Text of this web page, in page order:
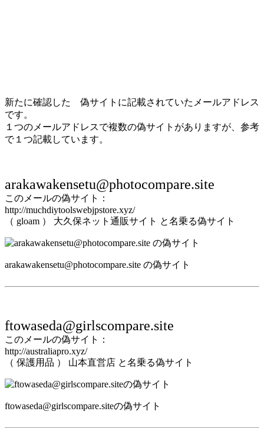
新たに確認した 偽サイトに記載されていたメールアドレス
です。
１つのメールアドレスで複数の偽サイトがありますが、参考
で１つ記載しています。
arakawakensetu@photocompare.site
このメールの偽サイト：
http://muchdiytoolswebjpstore.xyz/
（ gloam ） 大久保ネット通販サイト と名乗る偽サイト
arakawakensetu@photocompare.site の偽サイト
ftowaseda@girlscompare.site
このメールの偽サイト：
http://australiapro.xyz/
（ 保護用品 ） 山本直営店 と名乗る偽サイト
ftowaseda@girlscompare.siteの偽サイト